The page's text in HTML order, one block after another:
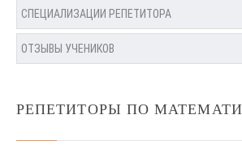
СПЕЦИАЛИЗАЦИИ РЕПЕТИТОРА
ОТЗЫВЫ УЧЕНИКОВ
РЕПЕТИТОРЫ ПО